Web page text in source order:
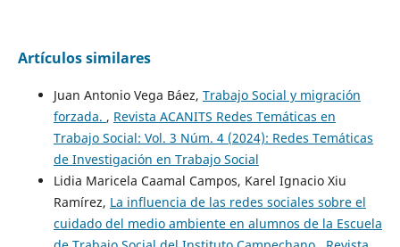
Artículos similares
Juan Antonio Vega Báez, Trabajo Social y migración
forzada. , Revista ACANITS Redes Temáticas en
Trabajo Social: Vol. 3 Núm. 4 (2024): Redes Temáticas
de Investigación en Trabajo Social
Lidia Maricela Caamal Campos, Karel Ignacio Xiu
Ramírez, La influencia de las redes sociales sobre el
cuidado del medio ambiente en alumnos de la Escuela